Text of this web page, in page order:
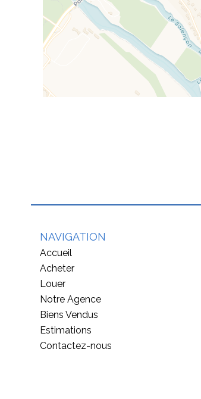
NAVIGATION
Accueil
Acheter
Louer
Notre Agence
Biens Vendus
Estimations
Contactez-nous